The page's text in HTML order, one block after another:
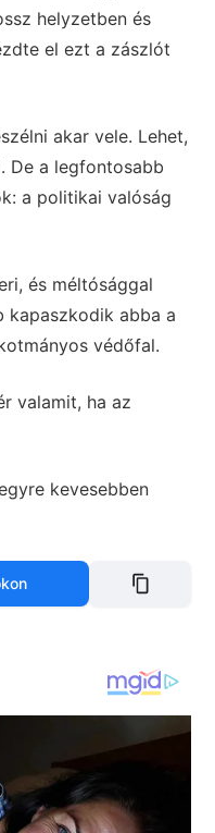
helyzetben és
el ezt a zászlót
akar vele. Lehet,
De a legfontosabb
a politikai valóság
és méltósággal
kapaszkodik abba a
védőfal.
valamit, ha az
kevesebben